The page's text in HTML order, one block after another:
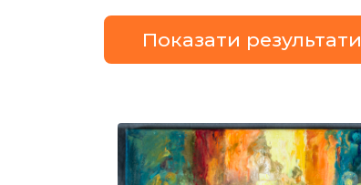
Показати результати